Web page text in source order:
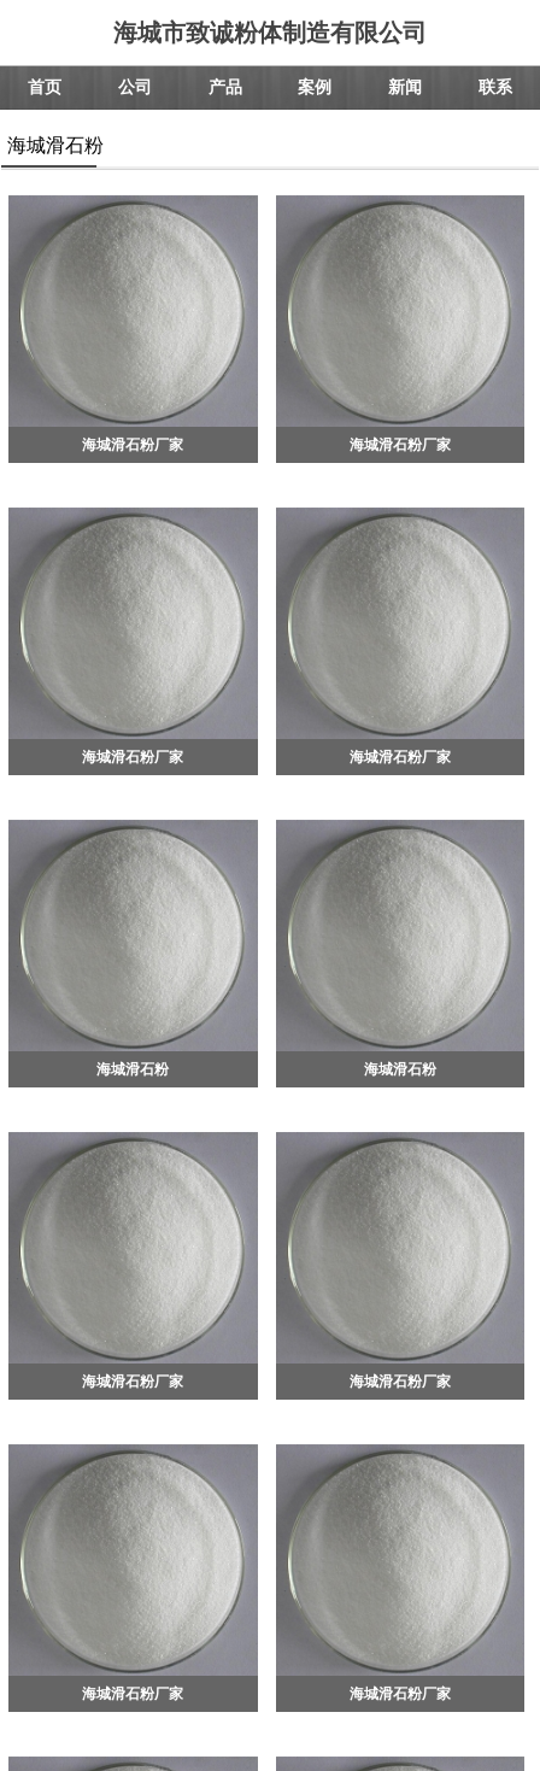
海城市致诚粉体制造有限公司
首页 公司 产品 案例 新闻 联系
海城滑石粉
海城滑石粉厂家 海城滑石粉厂家
海城滑石粉厂家 海城滑石粉厂家
海城滑石粉 海城滑石粉
海城滑石粉厂家 海城滑石粉厂家
海城滑石粉厂家 海城滑石粉厂家